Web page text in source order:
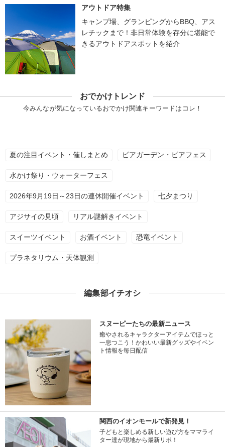
アウトドア特集
キャンプ場、グランピングからBBQ、アス
レチックまで！非日常体験を存分に堪能で
きるアウトドアスポットを紹介
おでかけトレンド
今みんなが気になっているおでかけ関連キーワードはコレ！
夏の注目イベント・催しまとめ ビアガーデン・ビアフェス
水かけ祭り・ウォーターフェス
2026年9月19日～23日の連休開催イベント 七夕まつり
アジサイの見頃 リアル謎解きイベント
スイーツイベント お酒イベント 恐竜イベント
プラネタリウム・天体観測
編集部イチオシ
スヌーピーたちの最新ニュース
癒やされるキャラクターアイテムでほっと
一息つこう！かわいい最新グッズやイベン
ト情報を毎日配信
関西のイオンモールで新発見！
子どもと楽しめる新しい遊び方をママライ
ター達が現地から最新リポ！